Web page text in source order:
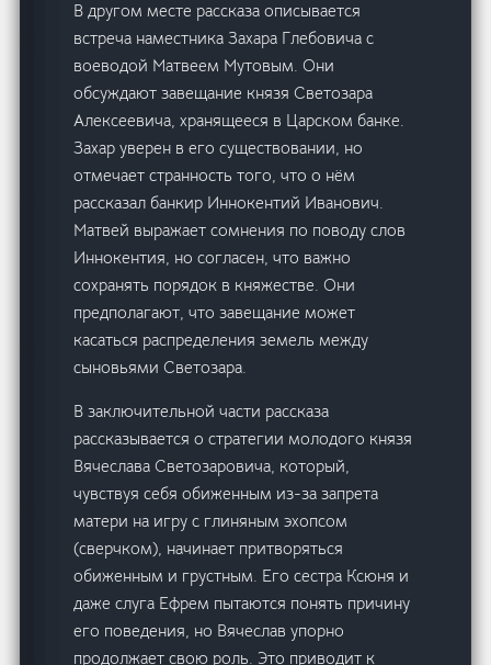
В другом месте рассказа описывается
встреча наместника Захара Глебовича с
воеводой Матвеем Мутовым. Они
обсуждают завещание князя Светозара
Алексеевича, хранящееся в Царском банке.
Захар уверен в его существовании, но
отмечает странность того, что о нём
рассказал банкир Иннокентий Иванович.
Матвей выражает сомнения по поводу слов
Иннокентия, но согласен, что важно
сохранять порядок в княжестве. Они
предполагают, что завещание может
касаться распределения земель между
сыновьями Светозара.
В заключительной части рассказа
рассказывается о стратегии молодого князя
Вячеслава Светозаровича, который,
чувствуя себя обиженным из-за запрета
матери на игру с глиняным эхопсом
(сверчком), начинает притворяться
обиженным и грустным. Его сестра Ксюня и
даже слуга Ефрем пытаются понять причину
его поведения, но Вячеслав упорно
продолжает свою роль. Это приводит к